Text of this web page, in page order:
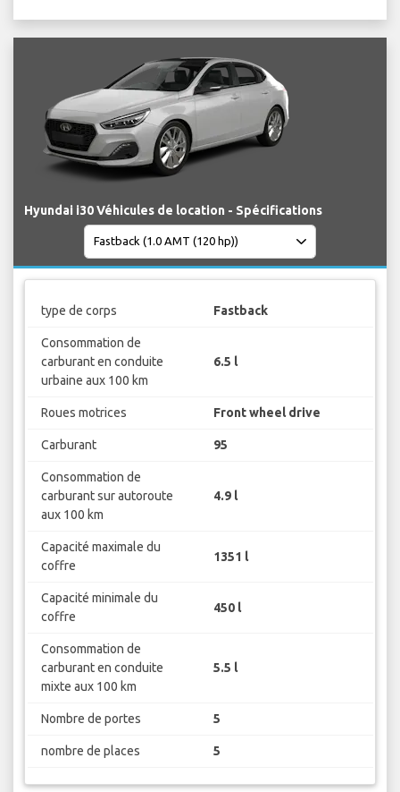
Hyundai i30 Véhicules de location - Spécifications
type de corps Fastback
Consommation de
carburant en conduite
urbaine aux 100 km
6.5 l
Roues motrices Front wheel drive
Carburant 95
Consommation de
carburant sur autoroute
aux 100 km
4.9 l
Capacité maximale du
coffre
1351 l
Capacité minimale du
coffre
450 l
Consommation de
carburant en conduite
mixte aux 100 km
5.5 l
Nombre de portes 5
nombre de places 5